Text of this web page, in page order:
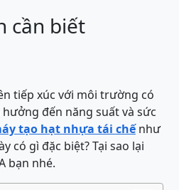
cần biết
tiếp xúc với môi trường có
đến năng suất và sức
tạo hạt nhựa tái chếnhư
có gì đặc biệt? Tại sao lại
bạn nhé.